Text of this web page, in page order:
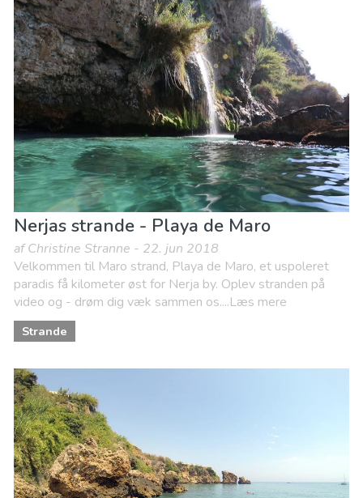
Nerjas strande - Playa de Maro
af Christine Stranne - 22. jun 2018
Velkommen til Maro strand, Playa de Maro, et uspoleret
paradis få kilometer øst for Nerja by. Oplev stranden på
video og - drøm dig væk sammen os....Læs mere
Strande